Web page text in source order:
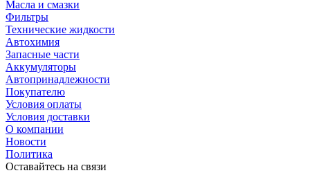
Масла и смазки
Фильтры
Технические жидкости
Автохимия
Запасные части
Аккумуляторы
Автопринадлежности
Покупателю
Условия оплаты
Условия доставки
О компании
Новости
Политика
Оставайтесь на связи